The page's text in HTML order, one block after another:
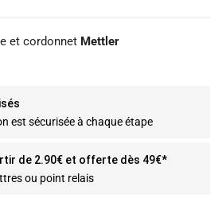
et cordonnet Mettler
est sécurisée à chaque étape
de 2.90€ et offerte dès 49€*
ou point relais